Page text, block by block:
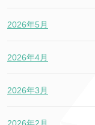
2026年5月
2026年4月
2026年3月